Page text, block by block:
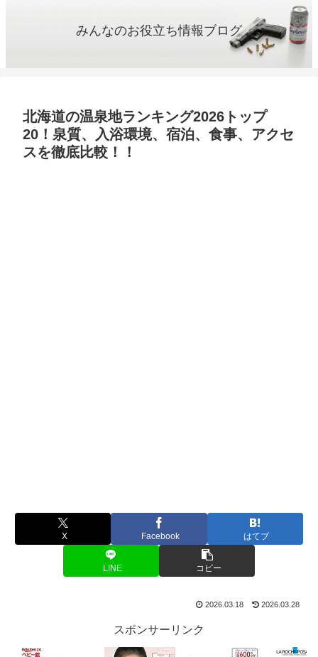
みんなのお役立ち情報ブログ
北海道の温泉地ランキング2026トップ
20！泉質、入浴環境、宿泊、食事、アクセ
スを徹底比較！！
X Facebook はてブ
LINE コピー
2026.03.18 2026.03.28
スポンサーリンク